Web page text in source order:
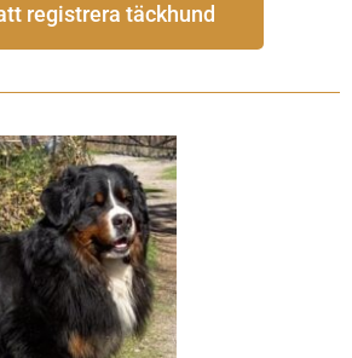
registrera täckhund